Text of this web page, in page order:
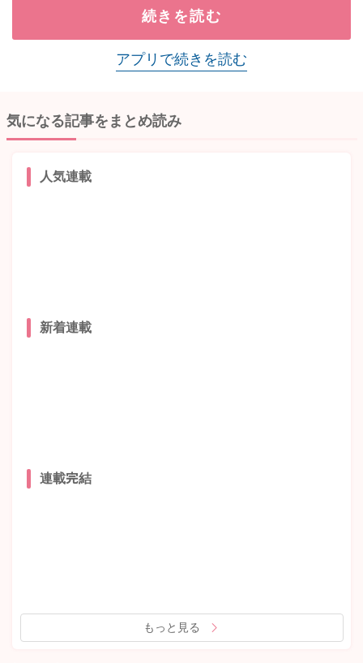
続きを読む
アプリで続きを読む
気になる記事をまとめ読み
人気連載
新着連載
連載完結
もっと見る